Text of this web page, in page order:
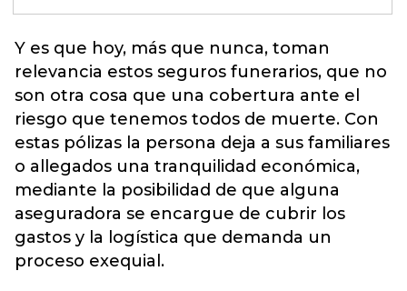
Y es que hoy, más que nunca, toman
relevancia estos seguros funerarios, que no
son otra cosa que una cobertura ante el
riesgo que tenemos todos de muerte. Con
estas pólizas la persona deja a sus familiares
o allegados una tranquilidad económica,
mediante la posibilidad de que alguna
aseguradora se encargue de cubrir los
gastos y la logística que demanda un
proceso exequial.